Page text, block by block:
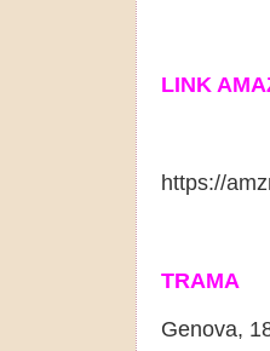
LINK
https://
TRAMA
Genova,